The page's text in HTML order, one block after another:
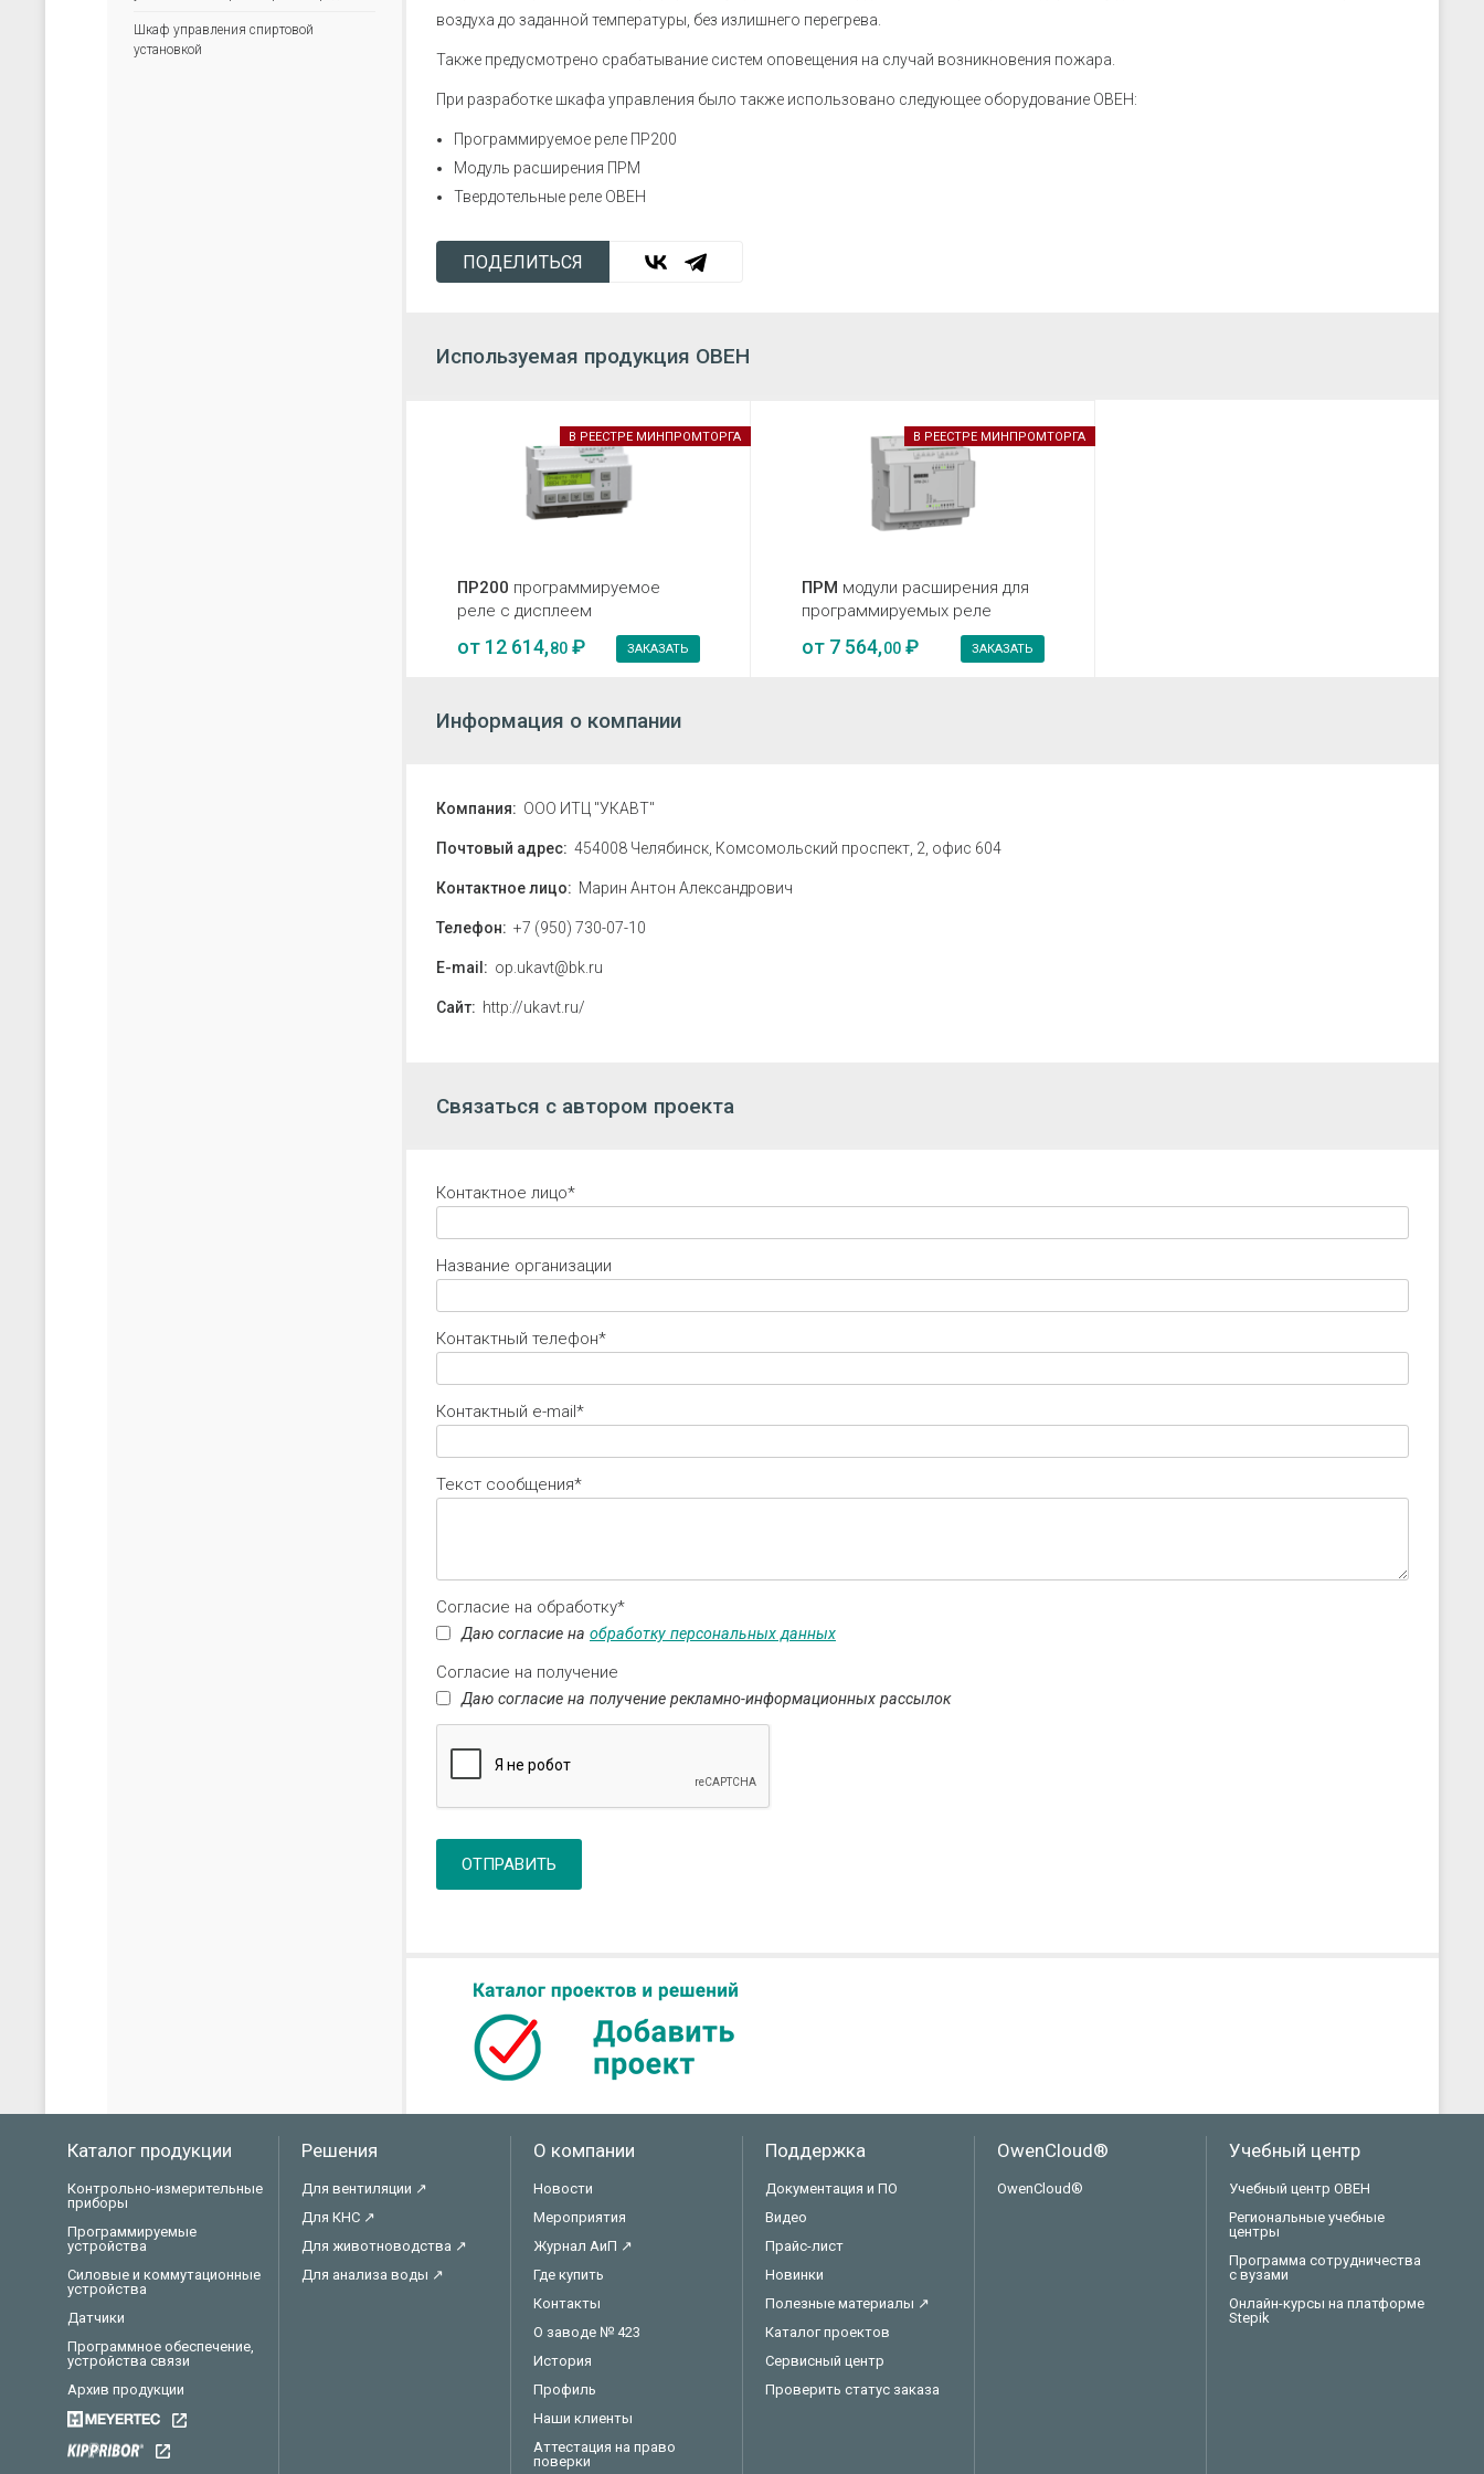
скачать каталог (pdf) скачать прайс-лист (xls)
Шкаф управления спиртовой
установкой
воздуха до заданной температуры, без излишнего перегрева.
Также предусмотрено срабатывание систем оповещения на случай возникновения пожара.
При разработке шкафа управления было также использовано следующее оборудование ОВЕН:
Программируемое реле ПР200
Модуль расширения ПРМ
Твердотельные реле ОВЕН
ПОДЕЛИТЬСЯ
Используемая продукция ОВЕН
ПР200 программируемое
реле с дисплеем
от 12 614,80₽ ЗАКАЗАТЬ
В РЕЕСТРЕ МИНПРОМТОРГА
ПРМ модули расширения для
программируемых реле
от 7 564,00₽ ЗАКАЗАТЬ
В РЕЕСТРЕ МИНПРОМТОРГА
Информация о компании
Компания: ООО ИТЦ "УКАВТ"
Почтовый адрес: 454008 Челябинск, Комсомольский проспект, 2, офис 604
Контактное лицо: Марин Антон Александрович
Телефон: +7 (950) 730-07-10
E-mail: op.ukavt@bk.ru
Сайт: http://ukavt.ru/
Связаться с автором проекта
Контактное лицо*
Название организации
Контактный телефон*
Контактный e-mail*
Текст сообщения*
Согласие на обработку*
Даю согласие на обработку персональных данных
Согласие на получение
Даю согласие на получение рекламно-информационных рассылок
ОТПРАВИТЬ
Каталог продукции
Контрольно-измерительные
приборы
Программируемые
устройства
Силовые и коммутационные
устройства
Датчики
Программное обеспечение,
устройства связи
Архив продукции
Решения
Для вентиляции ↗
Для КНС ↗
Для животноводства ↗
Для анализа воды ↗
О компании
Новости
Мероприятия
Журнал АиП ↗
Где купить
Контакты
О заводе № 423
История
Профиль
Наши клиенты
Аттестация на право
поверки
Поддержка
Документация и ПО
Видео
Прайс-лист
Новинки
Полезные материалы ↗
Каталог проектов
Сервисный центр
Проверить статус заказа
OwenCloud®
OwenCloud®
Учебный центр
Учебный центр ОВЕН
Региональные учебные
центры
Программа сотрудничества
с вузами
Онлайн-курсы на платформе
Stepik